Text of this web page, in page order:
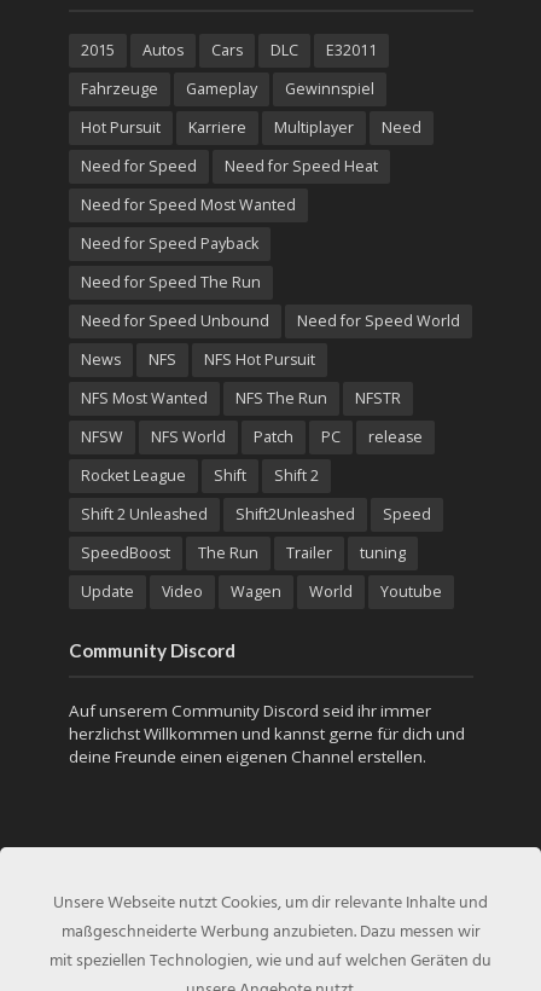
2015 Autos Cars DLC
E32011
Fahrzeuge
Gameplay
Gewinnspiel
Hot Pursuit
Karriere Multiplayer
Need
Need for Speed
Need for Speed Heat
Need for Speed Most Wanted
Need for Speed Payback
Need for Speed The Run
Need for Speed Unbound
Need for Speed World
News
NFS
NFS Hot Pursuit
NFS Most Wanted
NFS The Run
NFSTR
NFSW
NFS World Patch PC
release
Rocket League
Shift
Shift 2
Shift 2 Unleashed
Shift2Unleashed
Speed
SpeedBoost
The Run Trailer
tuning
Update
Video Wagen World Youtube
Community Discord
Auf unserem Community Discord seid ihr immer
herzlichst Willkommen und kannst gerne für dich und
deine Freunde einen eigenen Channel erstellen.
Unsere Webseite nutzt Cookies, um dir relevante Inhalte und
maßgeschneiderte Werbung anzubieten. Dazu messen wir
mit speziellen Technologien, wie und auf welchen Geräten du